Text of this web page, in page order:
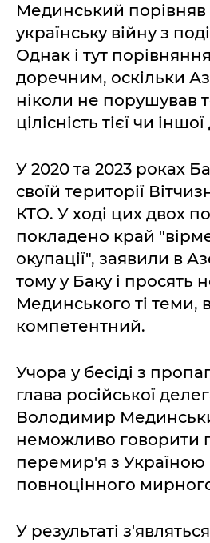
Мединський порівняв
українську війну з
Однак і тут
доречним, оскільки
ніколи не порушував
цілісність тієї чи
У 2020 та 2023 роках
своїй території
КТО. У ході цих двох
покладено край
окупації", заявили в
тому у Баку і просять
Мединського ті теми,
компетентний.
Учора у бесіді з
глава російської
Володимир
неможливо говорити
перемир'я з Україною
повноцінного
У результаті